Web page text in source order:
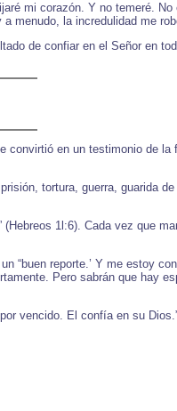
mi corazón. Y no temeré. No
menudo, la incredulidad me
de confiar en el Señor en
convirtió en un testimonio de la
tortura, guerra, guarida
1l:6). Cada vez que
“buen reporte.’ Y me estoy
Pero sabrán que hay
vencido. El confía en su